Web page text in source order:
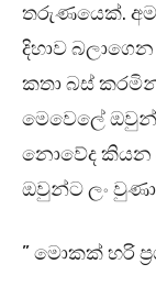
තරුණයෙක්.
දිහාව
කතා බස්
මෙවෙලේ
නොවේද කියන
ඔවුන්ට ලං
” මොකක් හරි